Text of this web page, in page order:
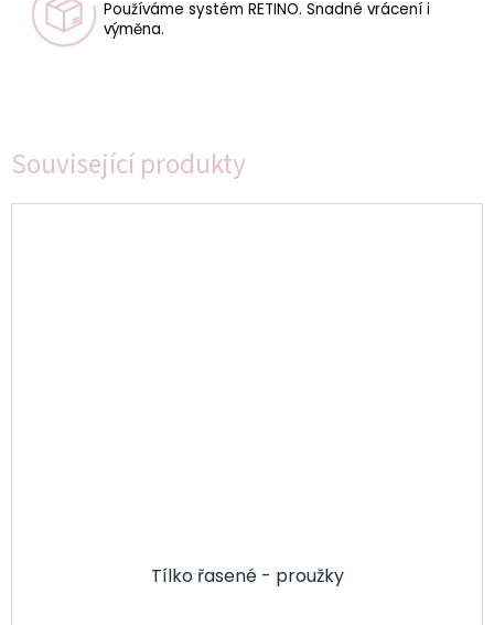
Související produkty
Tílko řasené - proužky
Používáme systém RETINO. Snadné vrácení i
výměna.